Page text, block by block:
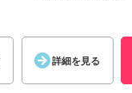
詳細を見る